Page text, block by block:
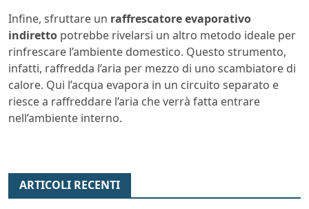
Infine, sfruttare un raffrescatore evaporativo
indiretto potrebbe rivelarsi un altro metodo ideale per
rinfrescare l’ambiente domestico. Questo strumento,
infatti, raffredda l’aria per mezzo di uno scambiatore di
calore. Qui l’acqua evapora in un circuito separato e
riesce a raffreddare l’aria che verrà fatta entrare
nell’ambiente interno.
ARTICOLI RECENTI